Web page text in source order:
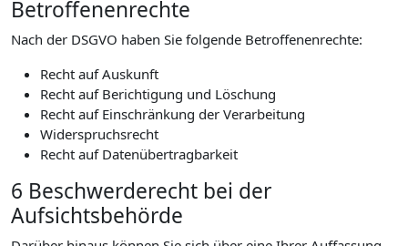
Betroffenenrechte
Nach der DSGVO haben Sie folgende Betroffenenrechte:
Recht auf Auskunft
Recht auf Berichtigung und Löschung
Recht auf Einschränkung der Verarbeitung
Widerspruchsrecht
Recht auf Datenübertragbarkeit
6 Beschwerderecht bei der
Aufsichtsbehörde